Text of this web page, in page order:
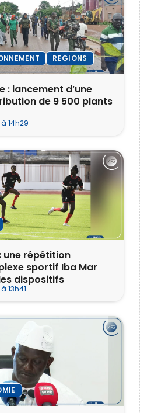
REGIONS
: lancement d’une
de 9 500 plants
14h29
une répétition
sportif Iba Mar
dispositifs
13h41